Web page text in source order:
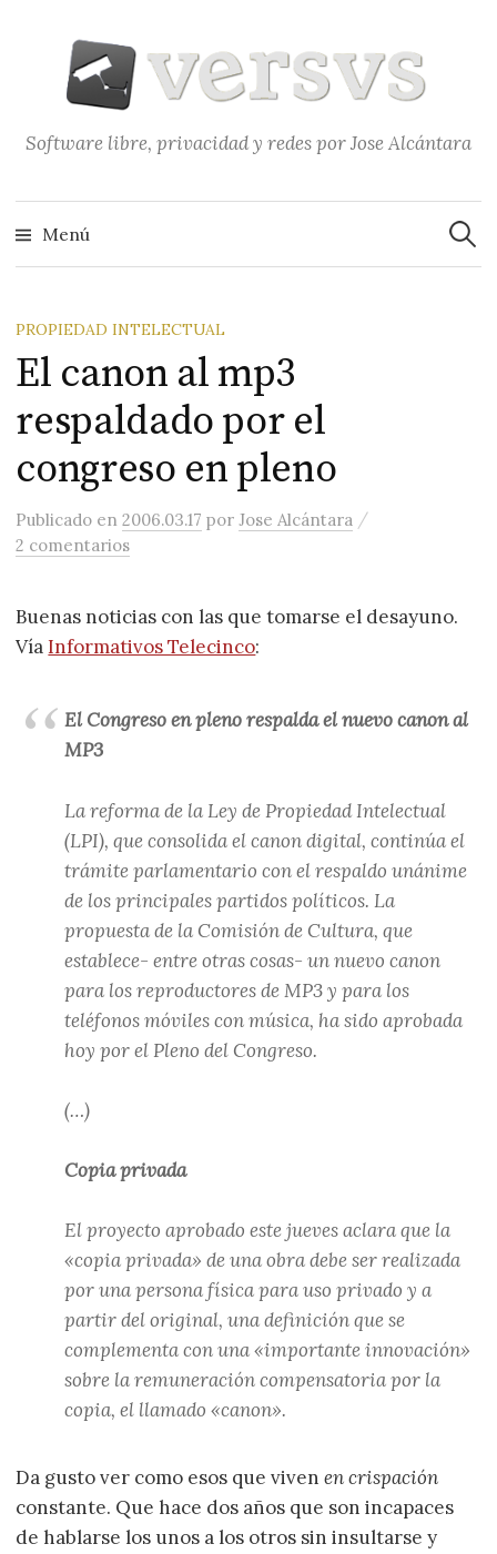
contenido
Software libre, privacidad y redes por Jose Alcántara
Menú
PROPIEDAD INTELECTUAL
El canon al mp3
respaldado por el
congreso en pleno
Publicado en2006.03.17 porJose Alcántara /
2 comentarios
Buenas noticias con las que tomarse el desayuno.
VíaInformativos Telecinco:
El Congreso en pleno respalda el nuevo canon al
MP3
La reforma de la Ley de Propiedad Intelectual
(LPI), que consolida el canon digital, continúa el
trámite parlamentario con el respaldo unánime
de los principales partidos políticos. La
propuesta de la Comisión de Cultura, que
establece- entre otras cosas- un nuevo canon
para los reproductores de MP3 y para los
teléfonos móviles con música, ha sido aprobada
hoy por el Pleno del Congreso.
(…)
Copia privada
El proyecto aprobado este jueves aclara que la
«copia privada» de una obra debe ser realizada
por una persona física para uso privado y a
partir del original, una definición que se
complementa con una «importante innovación»
sobre la remuneración compensatoria por la
copia, el llamado «canon».
Da gusto ver como esos que vivenen crispación
constante. Que hace dos años que son incapaces
de hablarse los unos a los otros sin insultarse y